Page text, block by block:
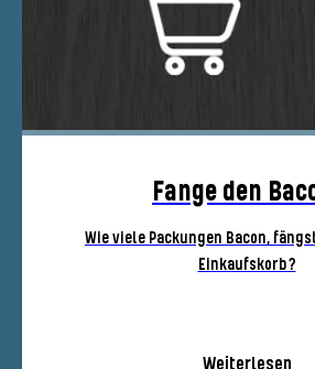
Fange den
Wie viele Packungen Bacon,
Einkaufskorb?
Weiterlesen